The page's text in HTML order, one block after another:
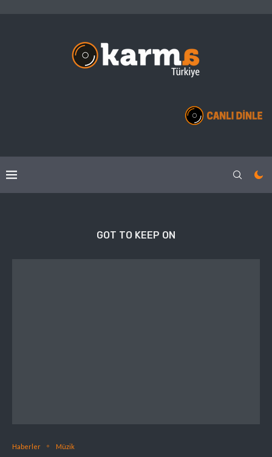
GOT TO KEEP ON
Haberler Müzik